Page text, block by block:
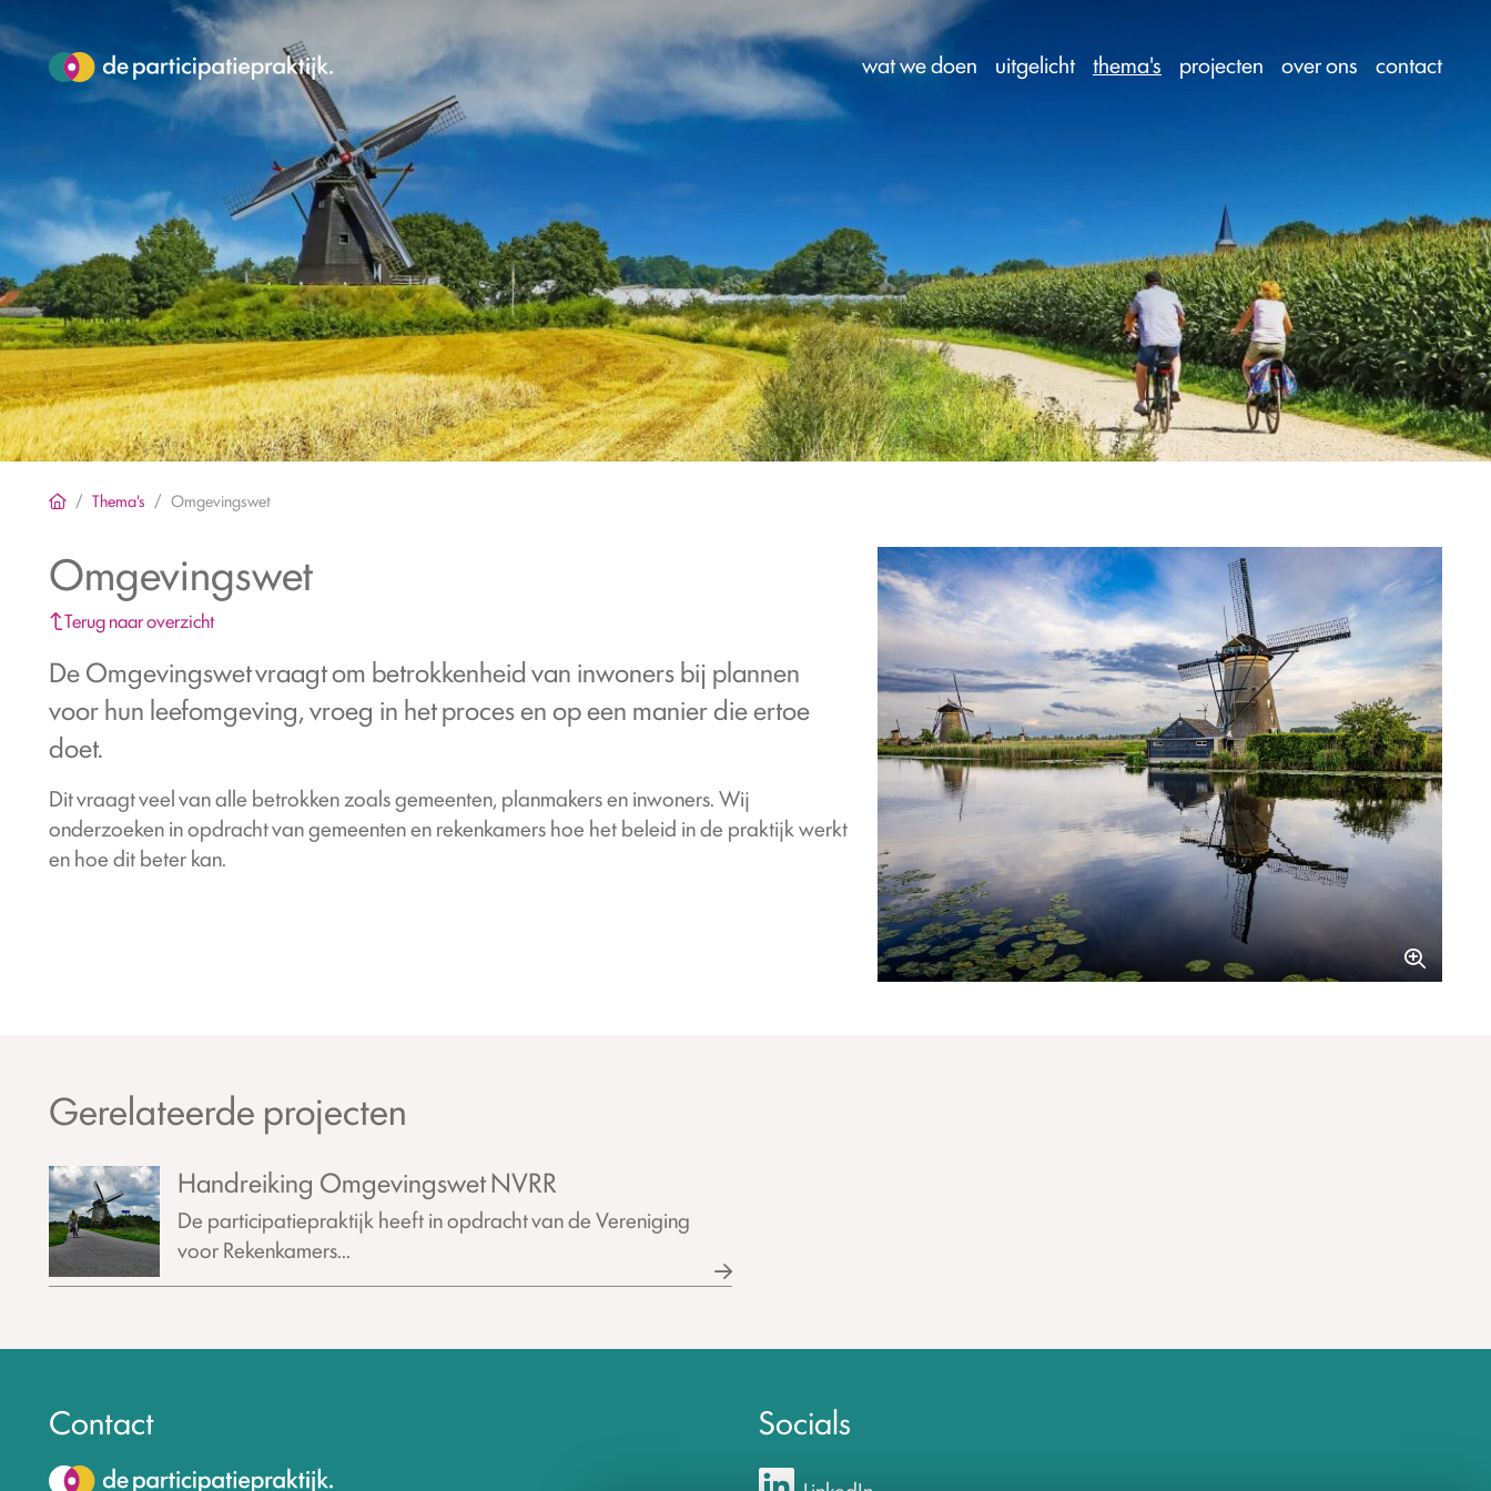
wat we doen uitgelicht thema's projecten over ons contact
Thema's Omgevingswet
Omgevingswet
Terug naar overzicht
De Omgevingswet vraagt om betrokkenheid van inwoners bij plannen
voor hun leefomgeving, vroeg in het proces en op een manier die ertoe
doet.
Dit vraagt veel van alle betrokken zoals gemeenten, planmakers en inwoners. Wij
onderzoeken in opdracht van gemeenten en rekenkamers hoe het beleid in de praktijk werkt
en hoe dit beter kan.
Gerelateerde projecten
Handreiking Omgevingswet NVRR
De participatiepraktijk heeft in opdracht van de Vereniging
voor Rekenkamers...
Contact Socials